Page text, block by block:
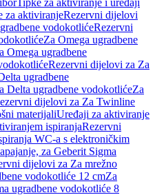
Tipke za aktiviranje i uređaji
za aktiviranjeRezervni dijelovi
vodokotlićeRezervni
Za Omega ugradbene
Omega ugradbene
Rezervni dijelovi za Za
ugradbene
Delta ugradbene vodokotlićeZa
dijelovi za Za Twinline
materijaliUređaji za aktiviranje
ispiranjaRezervni
WC-a s elektroničkim
za Geberit Sigma
dijelovi za Za mrežno
vodokotliće 12 cmZa
ugradbene vodokotliće 8